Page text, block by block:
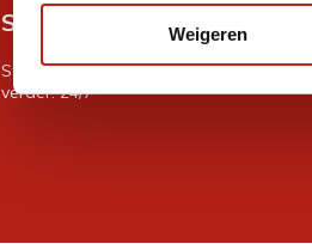
Weigeren
Snel antwoord op je vraag?
Stel je vraag in de chat, en we helpen
verder. 24/7